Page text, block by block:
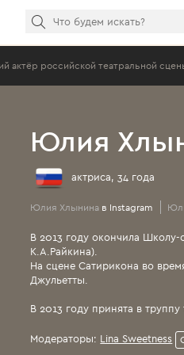
театральной сцены #143
Юлия
актриса, 34 года
Юлия Хлынина в Instagram
В 2013 году окончила Школу-
К.А.Райкина).
На сцене Сатирикона во
Джульетты.
В 2013 году принята в труппу
Модераторы: Lina Sweetness